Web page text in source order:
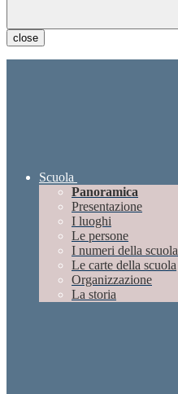
close
Scuola
Panoramica
Presentazione
I luoghi
Le persone
I numeri della scuola
Le carte della scuola
Organizzazione
La storia